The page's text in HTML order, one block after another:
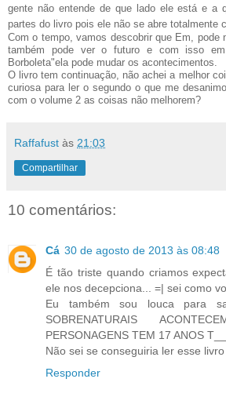
gente não entende de que lado ele está e a
partes do livro pois ele não se abre totalmente
Com o tempo, vamos descobrir que Em, pode
também pode ver o futuro e com isso
Borboleta"ela pode mudar os acontecimentos.
O livro tem continuação, não achei a melhor
curiosa para ler o segundo o que me
com o volume 2 as coisas não melhorem?
Raffafust às 21:03
Compartilhar
10 comentários:
Cá 30 de agosto de 2013 às 08:48
É tão triste quando criamos
ele nos decepciona... =| sei como
Eu também sou louca para
SOBRENATURAIS
PERSONAGENS TEM 17 ANOS
Não sei se conseguiria ler esse
Responder